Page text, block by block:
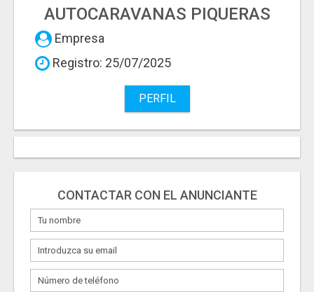
AUTOCARAVANAS PIQUERAS
Empresa
Registro: 25/07/2025
PERFIL
CONTACTAR CON EL ANUNCIANTE